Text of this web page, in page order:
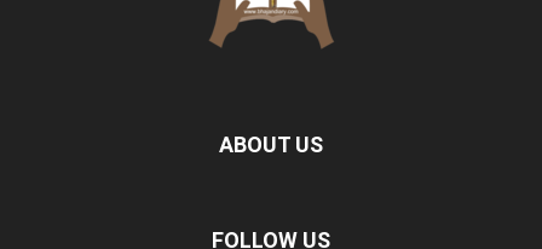
ABOUT US
FOLLOW US